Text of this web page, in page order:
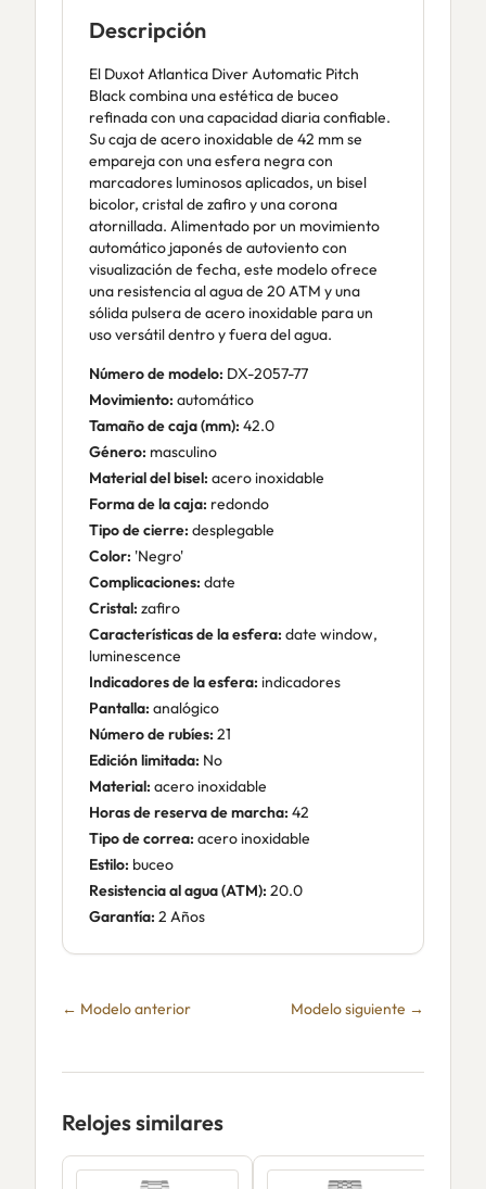
Descripción
El Duxot Atlantica Diver Automatic Pitch
Black combina una estética de buceo
refinada con una capacidad diaria confiable.
Su caja de acero inoxidable de 42 mm se
empareja con una esfera negra con
marcadores luminosos aplicados, un bisel
bicolor, cristal de zafiro y una corona
atornillada. Alimentado por un movimiento
automático japonés de autoviento con
visualización de fecha, este modelo ofrece
una resistencia al agua de 20 ATM y una
sólida pulsera de acero inoxidable para un
uso versátil dentro y fuera del agua.
Número de modelo: DX-2057-77
Movimiento: automático
Tamaño de caja (mm): 42.0
Género: masculino
Material del bisel: acero inoxidable
Forma de la caja: redondo
Tipo de cierre: desplegable
Color: 'Negro'
Complicaciones: date
Cristal: zafiro
Características de la esfera: date window,
luminescence
Indicadores de la esfera: indicadores
Pantalla: analógico
Número de rubíes: 21
Edición limitada: No
Material: acero inoxidable
Horas de reserva de marcha: 42
Tipo de correa: acero inoxidable
Estilo: buceo
Resistencia al agua (ATM): 20.0
Garantía: 2 Años
← Modelo anterior Modelo siguiente →
Relojes similares